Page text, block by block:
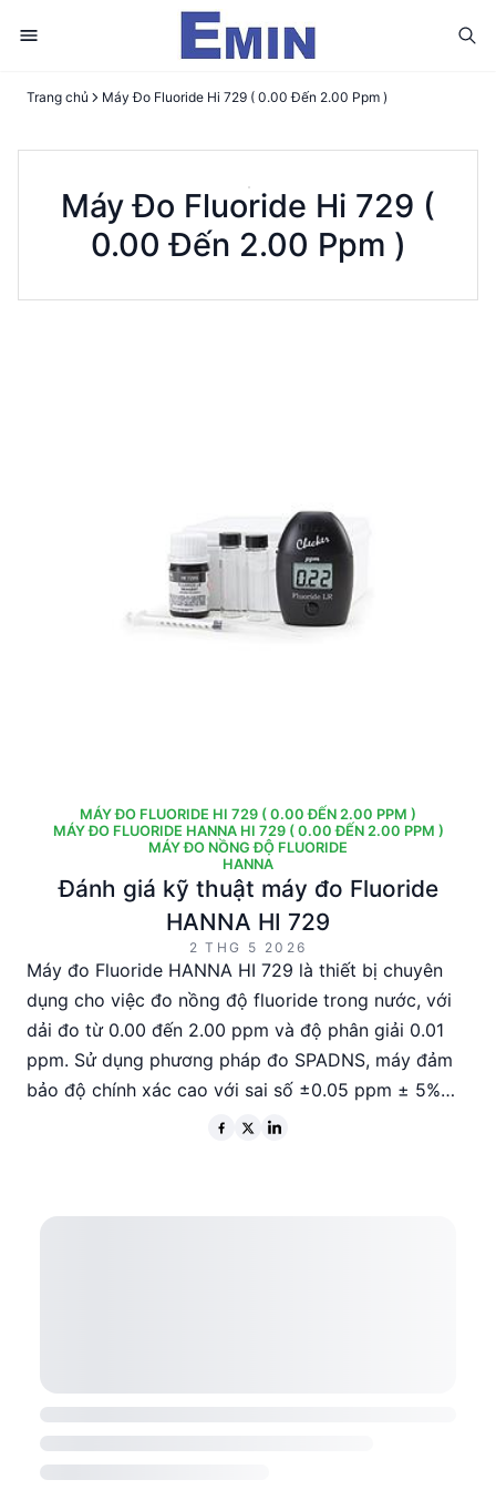
Trang chủ Máy Đo Fluoride Hi 729 ( 0.00 Đến 2.00 Ppm )
Máy Đo Fluoride Hi 729 (
0.00 Đến 2.00 Ppm )
MÁY ĐO FLUORIDE HI 729 ( 0.00 ĐẾN 2.00 PPM )
MÁY ĐO FLUORIDE HANNA HI 729 ( 0.00 ĐẾN 2.00 PPM )
MÁY ĐO NỒNG ĐỘ FLUORIDE
HANNA
Đánh giá kỹ thuật máy đo Fluoride
HANNA HI 729
2 THG 5 2026
Máy đo Fluoride HANNA HI 729 là thiết bị chuyên
dụng cho việc đo nồng độ fluoride trong nước, với
dải đo từ 0.00 đến 2.00 ppm và độ phân giải 0.01
ppm. Sử dụng phương pháp đo SPADNS, máy đảm
bảo độ chính xác cao với sai số ±0.05 ppm ± 5%
giá trị đọc được. Thiết bị này phù hợp cho các kỹ sư